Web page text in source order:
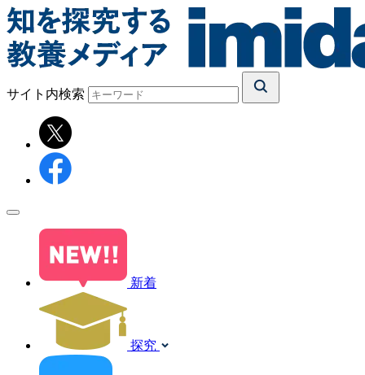
サイト内検索
新着
探究